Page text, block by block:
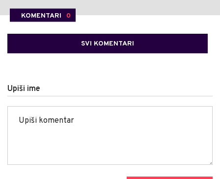
KOMENTARI 0
SVI KOMENTARI
Upiši ime